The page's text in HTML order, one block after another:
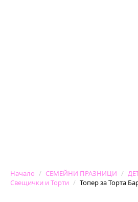
Начало СЕМЕЙНИ ПРАЗНИЦИ
Свещички и Торти
Топер за Торта